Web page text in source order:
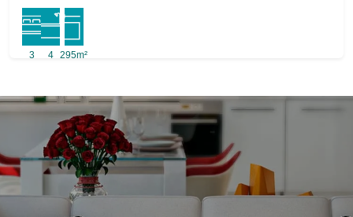
3 4 295m²